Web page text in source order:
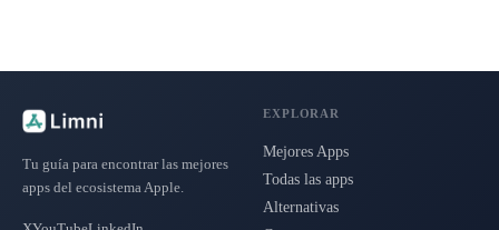
Tu guía para encontrar las mejores
apps del ecosistema Apple.
EXPLORAR
Mejores Apps
Todas las apps
Alternativas